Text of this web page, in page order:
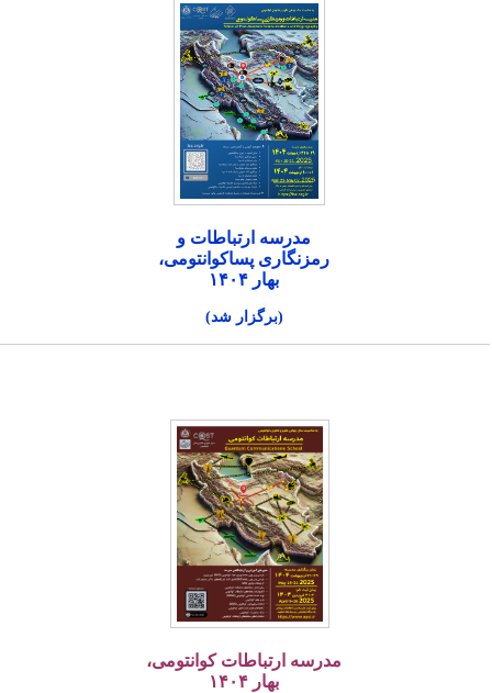
مدرسه ارتباطات و
رمزنگاری پساکوانتومی،
بهار ۱۴۰۴
(برگزار شد)
مدرسه ارتباطات کوانتومی،
بهار ۱۴۰۴